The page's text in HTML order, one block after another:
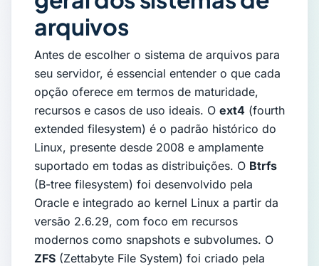
arquivos
Antes de escolher o sistema de arquivos para
seu servidor, é essencial entender o que cada
opção oferece em termos de maturidade,
recursos e casos de uso ideais. O ext4 (fourth
extended filesystem) é o padrão histórico do
Linux, presente desde 2008 e amplamente
suportado em todas as distribuições. O Btrfs
(B-tree filesystem) foi desenvolvido pela
Oracle e integrado ao kernel Linux a partir da
versão 2.6.29, com foco em recursos
modernos como snapshots e subvolumes. O
ZFS (Zettabyte File System) foi criado pela